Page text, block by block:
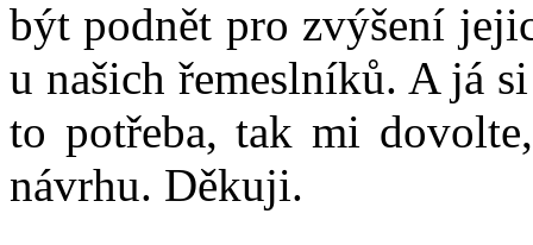
být podnět pro zvýšení
u našich řemeslníků. A já
to potřeba, tak mi
návrhu. Děkuji.